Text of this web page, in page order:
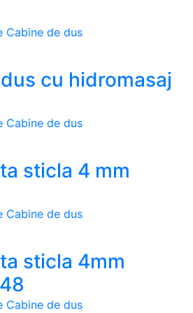
Cabine de dus
cu hidromasaj
Cabine de dus
sticla 4 mm
Cabine de dus
sticla 4mm
Cabine de dus